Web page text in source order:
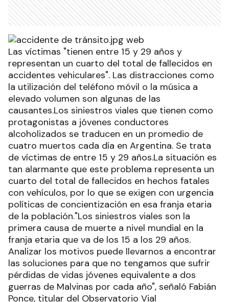
Las víctimas "tienen entre 15 y 29 años y
representan un cuarto del total de fallecidos en
accidentes vehiculares". Las distracciones como
la utilización del teléfono móvil o la música a
elevado volumen son algunas de las
causantes.Los siniestros viales que tienen como
protagonistas a jóvenes conductores
alcoholizados se traducen en un promedio de
cuatro muertos cada día en Argentina. Se trata
de víctimas de entre 15 y 29 años.La situación es
tan alarmante que este problema representa un
cuarto del total de fallecidos en hechos fatales
con vehículos, por lo que se exigen con urgencia
políticas de concientización en esa franja etaria
de la población."Los siniestros viales son la
primera causa de muerte a nivel mundial en la
franja etaria que va de los 15 a los 29 años.
Analizar los motivos puede llevarnos a encontrar
las soluciones para que no tengamos que sufrir
pérdidas de vidas jóvenes equivalente a dos
guerras de Malvinas por cada año", señaló Fabián
Ponce, titular del Observatorio Vial